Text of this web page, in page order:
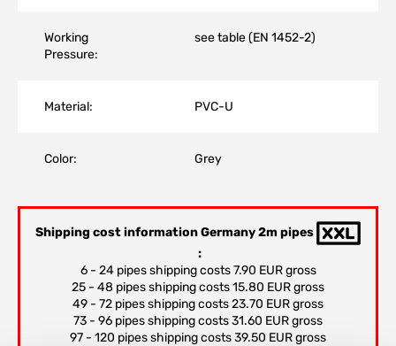
Working
Pressure:
see table (EN 1452-2)
Material: PVC-U
Color: Grey
Shipping cost information Germany 2m pipes
:
6 - 24 pipes shipping costs 7.90 EUR gross
25 - 48 pipes shipping costs 15.80 EUR gross
49 - 72 pipes shipping costs 23.70 EUR gross
73 - 96 pipes shipping costs 31.60 EUR gross
97 - 120 pipes shipping costs 39.50 EUR gross